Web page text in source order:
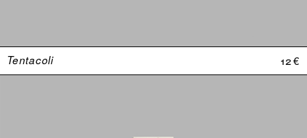
Tentacoli 12 €